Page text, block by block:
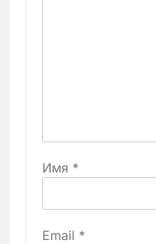
Имя *
Email *